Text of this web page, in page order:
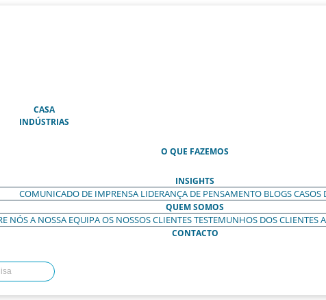
CASA(ATUAL)
INDÚSTRIAS
O QUE FAZEMOS
INSIGHTS
COMUNICADO DE IMPRENSA LIDERANÇA DE PENSAMENTO BLOGSCASOS
QUEM SOMOS
NÓSA NOSSA EQUIPAOS NOSSOS CLIENTESTESTEMUNHOS DOS CLIENTES
CONTACTO